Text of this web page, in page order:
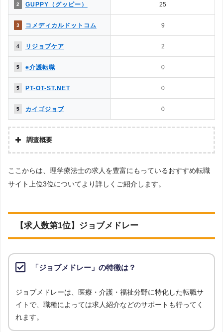
8.応募書類の添削や面接対策はある？
9.日程調整や年収交渉など企業やりとりは？
10.内定をもらいやすいのは？
→解説5
11.退職サポートや転職後のサポートは？ △ ✕
［解説1］転職エージェントは、転職エージェント経由での応募になる
ため、転職エージェント側とのやりとりが必要になるなど多少の制限が
生じます。反面、転職サイトは自身で応募するため制約がなく、気軽に
利用することができます。
［解説2］転職エージェントは、自社が実際にコンタクトを取っている
企業の求人のみが掲載されているため、転職エージェントのチェックが
［解説3］転職エージェントも、複数の企業に同時応募できますが、転
イトでは自身で興味のある求人があればいくらでも自由に応募すること
ができます。
欲しいのか、企業の内情はどうなのかを理解しているため、より詳しい
［解説5］転職エージェントは、企業が欲しい人材と転職希望者が合致
している求人を紹介しているため、内定をもらいやすくなります。
2 GUPPY（グッピー） 25
3 コメディカルドットコム 9
4 リジョブケア 2
5 e介護転職 0
5 PT-OT-ST.NET 0
5 カイゴジョブ 0
調査概要
株式会社アドバンスフロー
調査対象とした転職サイトについて
調査対象とした求人について
調査日
求人数ランキング上部または下部に記載
ここからは、理学療法士の求人を豊富にもっているおすすめ転職
サイト上位3位についてより詳しくご紹介します。
【求人数第1位】ジョブメドレー
「ジョブメドレー」の特徴は？
ジョブメドレーは、医療・介護・福祉分野に特化した転職サ
イトで、職種によっては求人紹介などのサポートも行ってく
れます。